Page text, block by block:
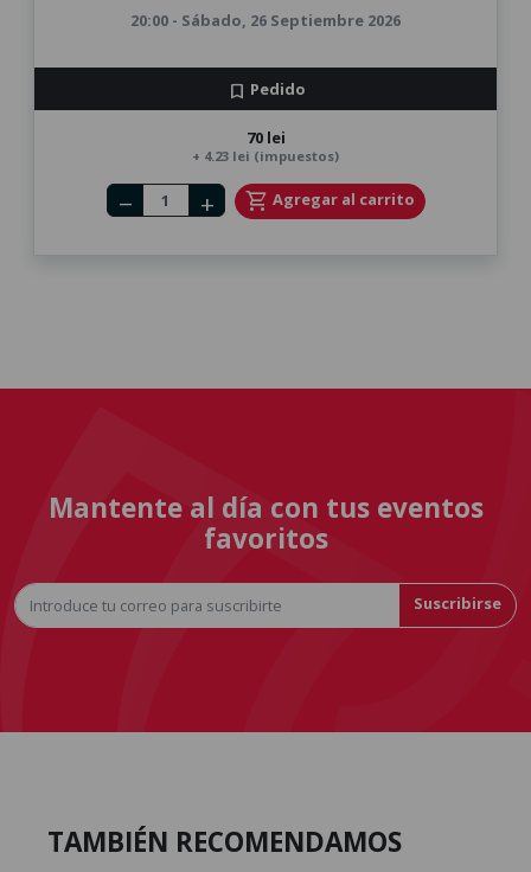
20:00 - Sábado, 26 Septiembre 2026
bookmark Pedido
70 lei
+ 4.23 lei (impuestos)
Number of tickets
remove add shopping_cart Agregar al carrito
Mantente al día con tus eventos
favoritos
Suscribirse
TAMBIÉN RECOMENDAMOS